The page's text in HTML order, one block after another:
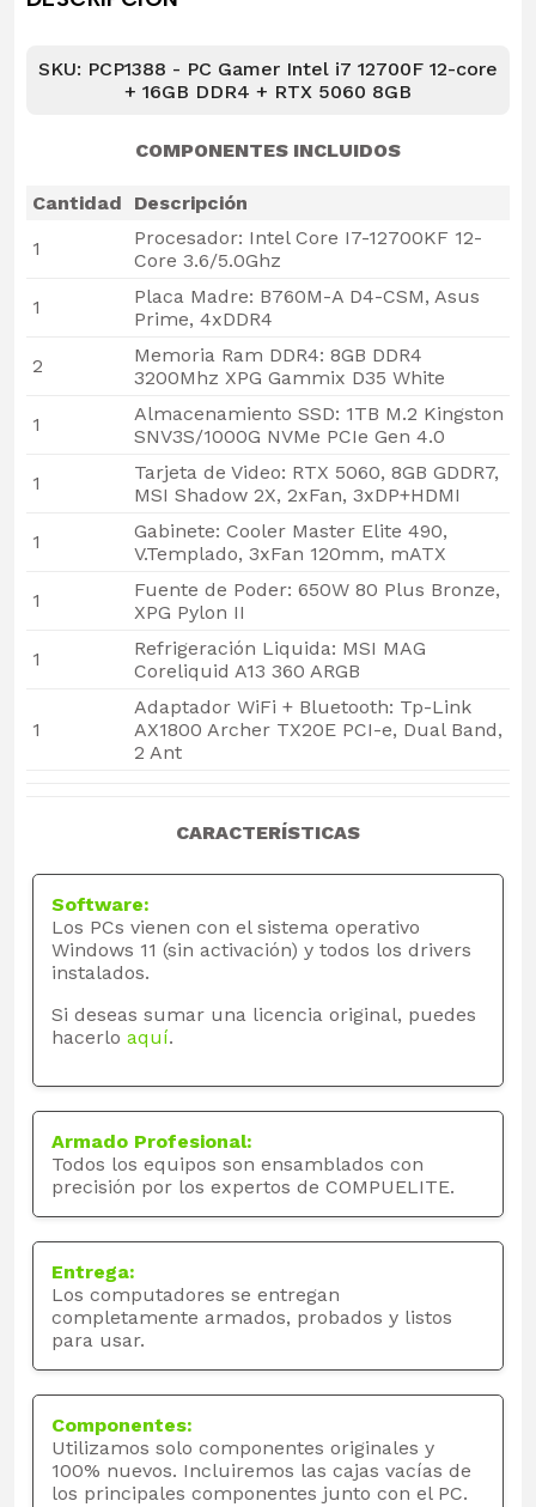
SKU: PCP1388 - PC Gamer Intel i7 12700F 12-core
+ 16GB DDR4 + RTX 5060 8GB
COMPONENTES INCLUIDOS
Cantidad
Descripción
1
Procesador: Intel Core I7-12700KF 12-
Core 3.6/5.0Ghz
1
Placa Madre: B760M-A D4-CSM, Asus
Prime, 4xDDR4
2
Memoria Ram DDR4: 8GB DDR4
3200Mhz XPG Gammix D35 White
1
Almacenamiento SSD: 1TB M.2 Kingston
SNV3S/1000G NVMe PCIe Gen 4.0
1
Tarjeta de Video: RTX 5060, 8GB GDDR7,
MSI Shadow 2X, 2xFan, 3xDP+HDMI
1
Gabinete: Cooler Master Elite 490,
V.Templado, 3xFan 120mm, mATX
1
Fuente de Poder: 650W 80 Plus Bronze,
XPG Pylon II
1
Refrigeración Liquida: MSI MAG
Coreliquid A13 360 ARGB
1
Adaptador WiFi + Bluetooth: Tp-Link
AX1800 Archer TX20E PCI-e, Dual Band,
2 Ant
CARACTERÍSTICAS
Software:
Los PCs vienen con el sistema operativo
Windows 11 (sin activación) y todos los drivers
instalados.
Si deseas sumar una licencia original, puedes
hacerlo aquí.
Armado Profesional:
Todos los equipos son ensamblados con
precisión por los expertos de COMPUELITE.
Entrega:
Los computadores se entregan
completamente armados, probados y listos
para usar.
Componentes:
Utilizamos solo componentes originales y
100% nuevos. Incluiremos las cajas vacías de
los principales componentes junto con el PC.